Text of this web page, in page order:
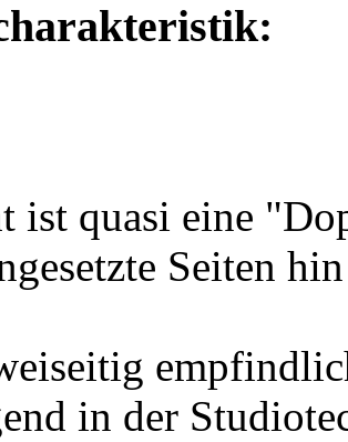
ist quasi eine
Seiten
in der